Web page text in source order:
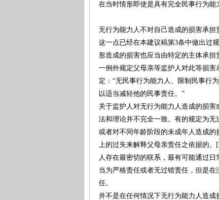
在当时情形即使是具有完全民事行为能
无行为能力人不对自己造成的损害承担
这一点已经在本建议稿第3条中做出过
形造成的损害也应当由特定的主体承
一例外规定父母亲等监护人对此等损
定：“无民事行为能力人、限制民事行
以适当减轻他的民事责任。”
关于监护人对无行为能力人造成的损
法和理论并不完全一致。有的规定为
或者对不同年龄阶段的未成年人造成
上的过失来解释父母亲责任之依据的
人存在最密切的联系，最有可能通过
当为严格责任或者无过错责任，但是
任。
并不是在任何情况下无行为能力人造